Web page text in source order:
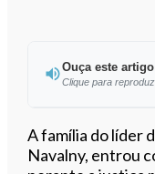
Ouça este artigo
Clique para
A família do líder
Navalny, entrou